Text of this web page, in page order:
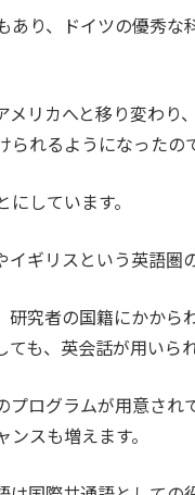
り、ドイツの優秀な
メリカへと移り変わ
れるようになったの
しています。
ギリスという英語圏
究者の国籍にかから
も、英会話が用いられ
ログラムが用意さ
スも増えます。